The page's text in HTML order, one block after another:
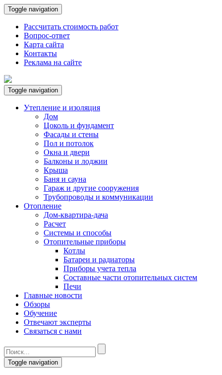
Toggle navigation
Рассчитать стоимость работ
Вопрос-ответ
Карта сайта
Контакты
Реклама на сайте
Toggle navigation
Утепление и изоляция
Дом
Цоколь и фундамент
Фасады и стены
Пол и потолок
Окна и двери
Балконы и лоджии
Крыша
Баня и сауна
Гараж и другие сооружения
Трубопроводы и коммуникации
Отопление
Дом-квартира-дача
Расчет
Системы и способы
Отопительные приборы
Котлы
Батареи и радиаторы
Приборы учета тепла
Составные части отопительных систем
Печи
Главные новости
Обзоры
Обучение
Отвечают эксперты
Связаться с нами
Toggle navigation